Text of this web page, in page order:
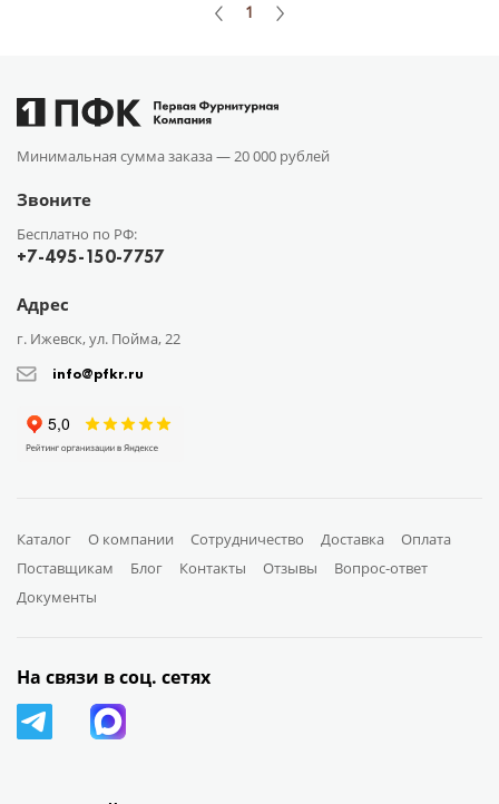
1
Минимальная сумма заказа —20 000 рублей
Звоните
Бесплатно по РФ:
+7-495-150-7757
Адрес
г. Ижевск, ул. Пойма, 22
info@pfkr.ru
Каталог О компании Сотрудничество Доставка
Оплата
Поставщикам
Блог Контакты Отзывы
Вопрос-ответ
Документы
На связи в соц. сетях